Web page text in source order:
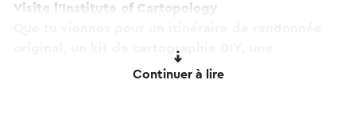
Visite l’Institute of Cartopology
original, un kit de cartographie DIY, une
conférence ou simplement pour une bonne tasse
Continuer à lire